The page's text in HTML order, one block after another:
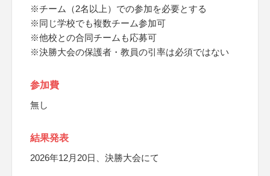
※チーム（2名以上）での参加を必要とする
※同じ学校でも複数チーム参加可
※他校との合同チームも応募可
※決勝大会の保護者・教員の引率は必須ではない
参加費
無し
結果発表
2026年12月20日、決勝大会にて